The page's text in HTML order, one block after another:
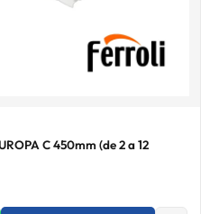
C 450mm (de 2 a 12